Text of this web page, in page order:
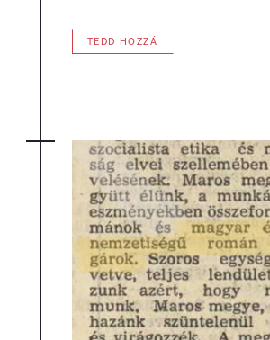
TEDD HOZZÁ